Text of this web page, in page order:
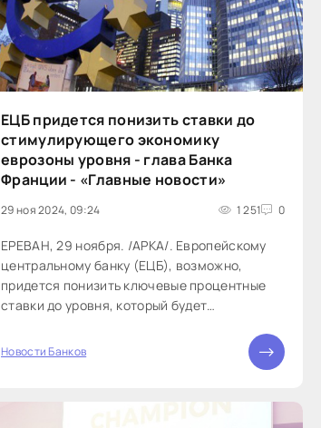
ЕЦБ придется понизить ставки до
стимулирующего экономику
еврозоны уровня - глава Банка
Франции - «Главные новости»
29 ноя 2024, 09:24 1 251 0
ЕРЕВАН, 29 ноября. /АРКА/. Европейскому
центральному банку (ЕЦБ), возможно,
придется понизить ключевые процентные
ставки до уровня, который будет
считает глава Банка Франции...
Новости Банков